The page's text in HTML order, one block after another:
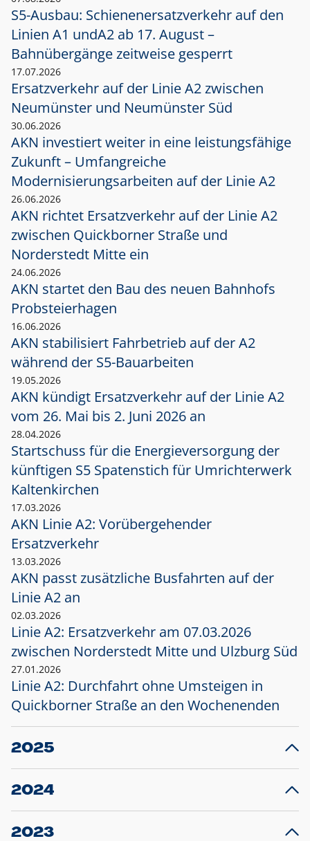
S5-Ausbau: Schienenersatzverkehr auf den
Linien A1 undA2 ab 17. August –
Bahnübergänge zeitweise gesperrt
17.07.2026
Ersatzverkehr auf der Linie A2 zwischen
Neumünster und Neumünster Süd
30.06.2026
AKN investiert weiter in eine leistungsfähige
Zukunft – Umfangreiche
Modernisierungsarbeiten auf der Linie A2
26.06.2026
AKN richtet Ersatzverkehr auf der Linie A2
zwischen Quickborner Straße und
Norderstedt Mitte ein
24.06.2026
AKN startet den Bau des neuen Bahnhofs
Probsteierhagen
16.06.2026
AKN stabilisiert Fahrbetrieb auf der A2
während der S5-Bauarbeiten
19.05.2026
AKN kündigt Ersatzverkehr auf der Linie A2
vom 26. Mai bis 2. Juni 2026 an
28.04.2026
Startschuss für die Energieversorgung der
künftigen S5 Spatenstich für Umrichterwerk
Kaltenkirchen
17.03.2026
AKN Linie A2: Vorübergehender
Ersatzverkehr
13.03.2026
AKN passt zusätzliche Busfahrten auf der
Linie A2 an
02.03.2026
Linie A2: Ersatzverkehr am 07.03.2026
zwischen Norderstedt Mitte und Ulzburg Süd
27.01.2026
Linie A2: Durchfahrt ohne Umsteigen in
Quickborner Straße an den Wochenenden
2025
23.12.2025
Projekt S5: Start der Bauarbeiten am
2024
10.12.2024
Großprojekt S5: Sperrung der Bahnstraße in
2023